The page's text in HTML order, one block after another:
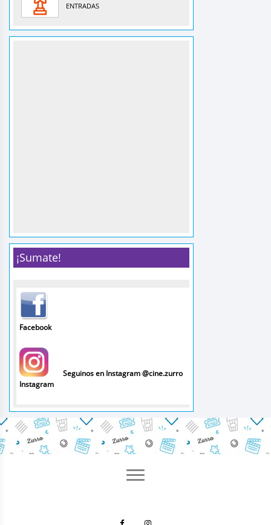
ENTRADAS
¡Sumate!
Facebook
Instagram
Seguinos en Instagram @cine.zurro